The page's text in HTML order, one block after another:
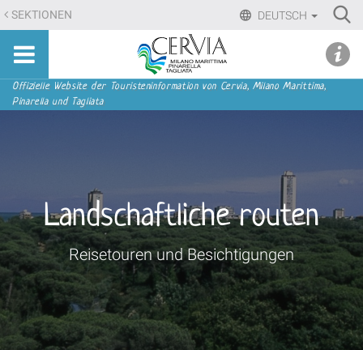
Direkt
zum
Inhalt
Direkt
zur
DEUTSCH
SEKTIONEN
Sito
turistico
ufficiale
Tagliata
Sektionen
Offizielle Website der Touristeninformation von Cervia, Milano Marittima,
Pinarella und Tagliata
Landschaftliche routen
Reisetouren und Besichtigungen
menu